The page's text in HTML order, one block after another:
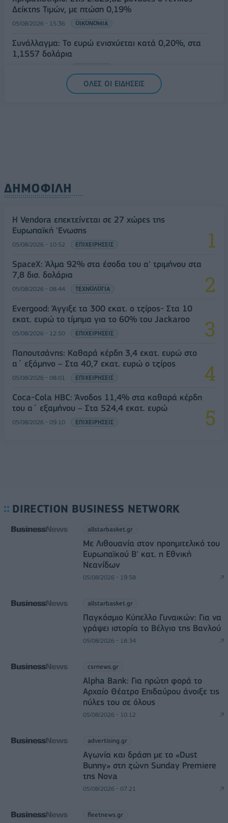
Δείκτης Τιμών, με πτώση 0,19%
05/08/2026 - 15:36 ΟΙΚΟΝΟΜΙΑ
Συνάλλαγμα: Το ευρώ ενισχύεται κατά 0,20%, στα
1,1557 δολάρια
ΟΛΕΣ ΟΙ ΕΙΔΗΣΕΙΣ
ΔΗΜΟΦΙΛΗ
Η Vendora επεκτείνεται σε 27 χώρες της
Ευρωπαϊκή 'Ενωσης
05/08/2026 - 10:52 ΕΠΙΧΕΙΡΗΣΕΙΣ
SpaceX: Άλμα 92% στα έσοδα του α' τριμήνου στα
7,8 δισ. δολάρια
05/08/2026 - 08:44 ΤΕΧΝΟΛΟΓΙΑ
Evergood: Άγγιξε τα 300 εκατ. ο τζίρος- Στα 10
εκατ. ευρώ το τίμημα για το 60% του Jackaroo
05/08/2026 - 12:50 ΕΠΙΧΕΙΡΗΣΕΙΣ
Παπουτσάνης: Καθαρά κέρδη 3,4 εκατ. ευρώ στο
α΄ εξάμηνο – Στα 40,7 εκατ. ευρώ ο τζίρος
05/08/2026 - 08:01 ΕΠΙΧΕΙΡΗΣΕΙΣ
Coca-Cola HBC: Άνοδος 11,4% στα καθαρά κέρδη
του α΄ εξαμήνου – Στα 524,4 εκατ. ευρώ
05/08/2026 - 09:10 ΕΠΙΧΕΙΡΗΣΕΙΣ
DIRECTION BUSINESS NETWORK
allstarbasket.gr
Με Λιθουανία στον προημιτελικό του
Ευρωπαϊκού Β' κατ. η Εθνική
Νεανίδων
05/08/2026 - 19:58
allstarbasket.gr
Παγκόσμιο Κύπελλο Γυναικών: Για να
γράψει ιστορία το Βέλγιο της Βανλού
05/08/2026 - 18:34
csrnews.gr
Alpha Bank: Για πρώτη φορά το
Αρχαίο Θέατρο Επιδαύρου άνοιξε τις
πύλες του σε όλους
05/08/2026 - 10:12
advertising.gr
Αγωνία και δράση με το «Dust
Bunny» στη ζώνη Sunday Premiere
της Nova
05/08/2026 - 07:21
fleetnews.gr